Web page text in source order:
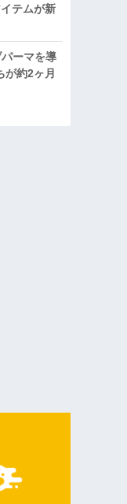
テムが新
ーマを導
約2ヶ月